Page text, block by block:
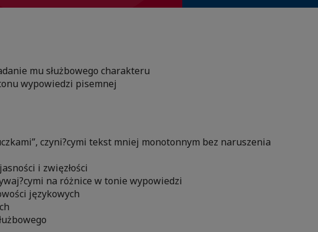
mu służbowego charakteru
wypowiedzi pisemnej
czyni?cymi tekst mniej monotonnym bez naruszenia
i zwięzłości
na różnice w tonie wypowiedzi
językowych